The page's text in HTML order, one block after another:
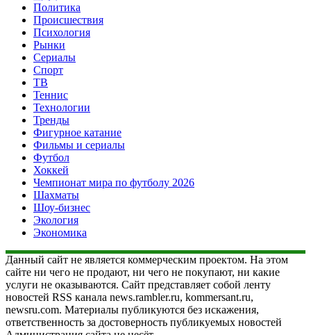
Политика
Происшествия
Психология
Рынки
Сериалы
Спорт
ТВ
Теннис
Технологии
Тренды
Фигурное катание
Фильмы и сериалы
Футбол
Хоккей
Чемпионат мира по футболу 2026
Шахматы
Шоу-бизнес
Экология
Экономика
Данный сайт не является коммерческим проектом. На этом
сайте ни чего не продают, ни чего не покупают, ни какие
услуги не оказываются. Сайт представляет собой ленту
новостей RSS канала news.rambler.ru, kommersant.ru,
newsru.com. Материалы публикуются без искажения,
ответственность за достоверность публикуемых новостей